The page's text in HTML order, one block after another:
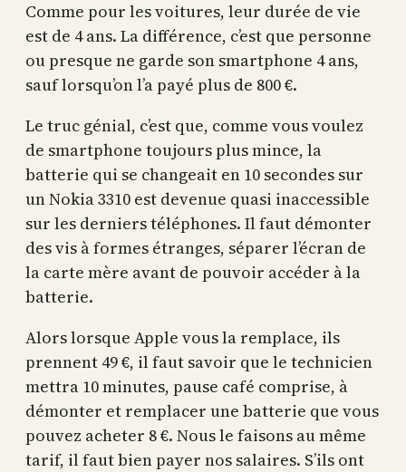
Comme pour les voitures, leur durée de vie
est de 4 ans. La différence, c’est que personne
ou presque ne garde son smartphone 4 ans,
sauf lorsqu’on l’a payé plus de 800 €.
Le truc génial, c’est que, comme vous voulez
de smartphone toujours plus mince, la
batterie qui se changeait en 10 secondes sur
un Nokia 3310 est devenue quasi inaccessible
sur les derniers téléphones. Il faut démonter
des vis à formes étranges, séparer l’écran de
la carte mère avant de pouvoir accéder à la
batterie.
Alors lorsque Apple vous la remplace, ils
prennent 49 €, il faut savoir que le technicien
mettra 10 minutes, pause café comprise, à
démonter et remplacer une batterie que vous
pouvez acheter 8 €. Nous le faisons au même
tarif, il faut bien payer nos salaires. S’ils ont